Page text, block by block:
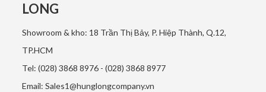
LONG
Showroom & kho: 18 Trần Thị Bảy, P. Hiệp Thành, Q.12,
TP.HCM
Tel: (028) 3868 8976 - (028) 3868 8977
Email: Sales1@hunglongcompany.vn